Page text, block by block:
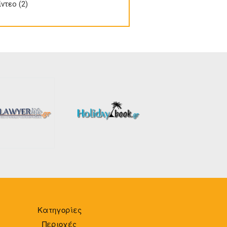
Βίντεο filter
(2)
Κατηγορίες
Περιοχές